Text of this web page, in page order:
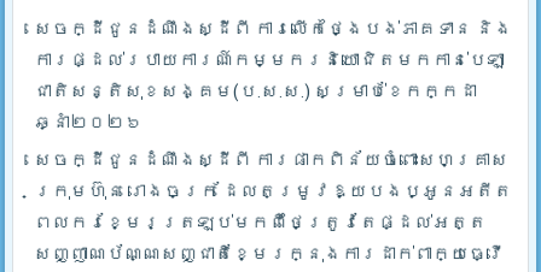
សេចក្ដីជូនដំណឹងស្ដីពី ការលើកថ្ងៃបង់ភាគទាន និង
ការផ្ដល់របាយការណ៍កម្មករនិយោជិតមកកាន់បេឡា
ជាតិសន្តិសុខសង្គម(ប.ស.ស.) សម្រាប់ខែកក្កដា
ឆ្នាំ២០២៦
សេចក្ដីជូនដំណឹងស្ដីពី ការផាកពិន័យចំពោះសហគ្រាស
ក្រុមហ៊ុន រោងចក្រ ដែលតម្រូវឱ្យបងប្អូនអតីត
ពលករខ្មែរត្រឡប់មកពីថៃត្រូវតែផ្ដល់អត្ត
សញ្ញាណប័ណ្ណសញ្ជាតិខ្មែរក្នុងការដាក់ពាក្យធ្វើ